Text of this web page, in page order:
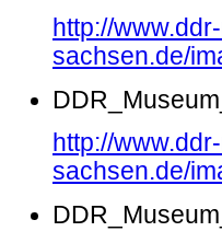
http://
sachsen.de/
http://
sachsen.de/